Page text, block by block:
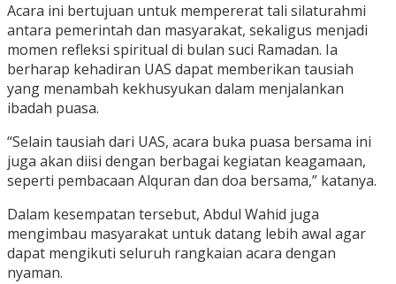
Acara ini bertujuan untuk mempererat tali silaturahmi
antara pemerintah dan masyarakat, sekaligus menjadi
momen refleksi spiritual di bulan suci Ramadan. Ia
berharap kehadiran UAS dapat memberikan tausiah
yang menambah kekhusyukan dalam menjalankan
ibadah puasa.
“Selain tausiah dari UAS, acara buka puasa bersama ini
juga akan diisi dengan berbagai kegiatan keagamaan,
seperti pembacaan Alquran dan doa bersama,” katanya.
Dalam kesempatan tersebut, Abdul Wahid juga
mengimbau masyarakat untuk datang lebih awal agar
dapat mengikuti seluruh rangkaian acara dengan
nyaman.